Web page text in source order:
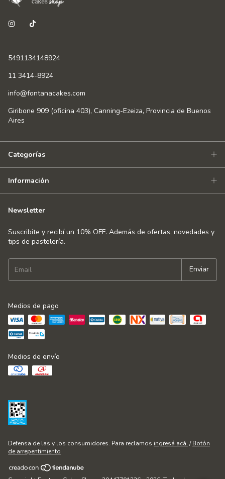
5491134148924
11 3414-8924
info@fontanacakes.com
Giribone 909 (oficina 403), Canning-Ezeiza, Provincia de Buenos
Aires
Categorías
Información
Newsletter
Suscribite y recibí un 10% OFF. Además de ofertas, novedades y
tips de pastelería.
Medios de pago
Medios de envío
Defensa de las y los consumidores. Para reclamos ingresá acá. / Botón
de arrepentimiento